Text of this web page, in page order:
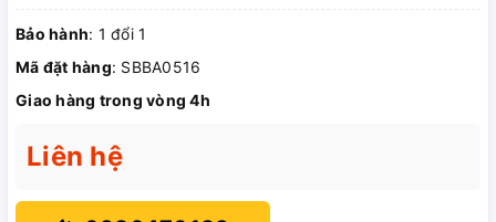
Bảo hành: 1 đổi 1
Mã đặt hàng: SBBA0516
Giao hàng trong vòng 4h
Liên hệ